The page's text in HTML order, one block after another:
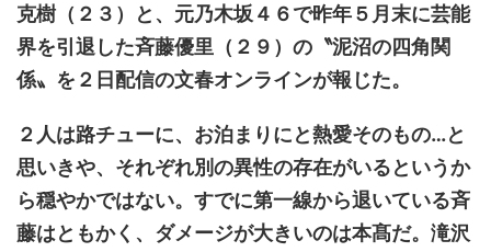
時の体
克樹（２３）と、元乃木坂４６で昨年５月末に芸能
界を引退した斉藤優里（２９）の〝泥沼の四角関
係〟を２日配信の文春オンラインが報じた。
２人は路チューに、お泊まりにと熱愛そのもの…と
思いきや、それぞれ別の異性の存在がいるというか
ら穏やかではない。すでに第一線から退いている斉
藤はともかく、ダメージが大きいのは本髙だ。滝沢